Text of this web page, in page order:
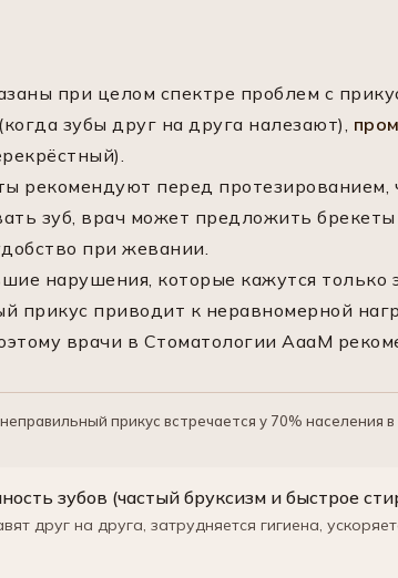
при целом спектре проблем с
(когда зубы друг на друга налезают),
рекомендуют перед
зуб, врач может предложить
при жевании.
нарушения, которые кажутся только
прикус приводит к неравномерной
врачи в Стоматологии АааМ
прикус встречается у 70% населения
зубов (частый бруксизм и быстрое
друг на друга, затрудняется гигиена,